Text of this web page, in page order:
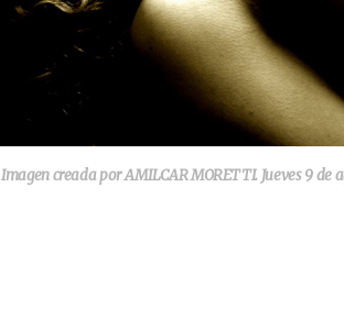
Imagen creada por AMILCAR MORETTI. Jueves 9 de